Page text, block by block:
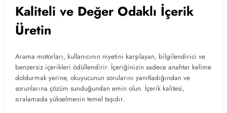
Kaliteli ve Değer Odaklı İçerik
Üretin
Arama motorları, kullanıcının niyetini karşılayan, bilgilendirici ve
benzersiz içerikleri ödüllendirir. İçeriğinizin sadece anahtar kelime
doldurmak yerine, okuyucunun sorularını yanıtladığından ve
sorunlarına çözüm sunduğundan emin olun. İçerik kalitesi,
sıralamada yükselmenin temel taşıdır.